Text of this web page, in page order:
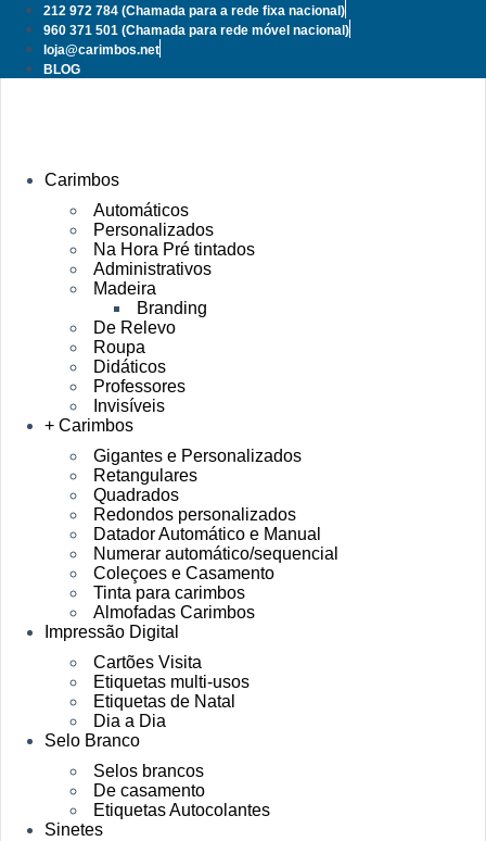
Pular
para
conteúdo
212 972 784 (Chamada para a rede fixa nacional)
960 371 501 (Chamada para rede móvel nacional)
loja@carimbos.net
BLOG
Carimbos
Automáticos
Personalizados
Na Hora Pré tintados
Administrativos
Madeira
Branding
De Relevo
Roupa
Didáticos
Professores
Invisíveis
+ Carimbos
Gigantes e Personalizados
Retangulares
Quadrados
Redondos personalizados
Datador Automático e Manual
Numerar automático/sequencial
Coleçoes e Casamento
Tinta para carimbos
Almofadas Carimbos
Impressão Digital
Cartões Visita
Etiquetas multi-usos
Etiquetas de Natal
Dia a Dia
Selo Branco
Selos brancos
De casamento
Etiquetas Autocolantes
Sinetes